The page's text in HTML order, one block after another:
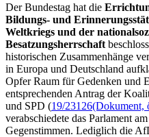
Der Bundestag hat die
Bildungs- und
Weltkriegs und der
Besatzungsherrschaft
historischen Zusammenhänge
in Europa und Deutschland
Opfer Raum für Gedenken und
entsprechenden Antrag der
und SPD (19/23126(Dokument,
verabschiedete das Parlament am
Gegenstimmen. Lediglich die